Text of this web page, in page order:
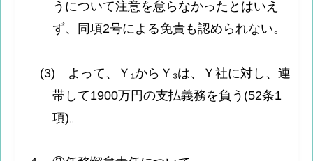
うについて注意を怠らなかったとはいえ
ず、同項2号による免責も認められない。
(3) よって、Ｙ₁からＹ₃は、Ｙ社に対し、連
帯して1900万円の支払義務を負う(52条1
項)。